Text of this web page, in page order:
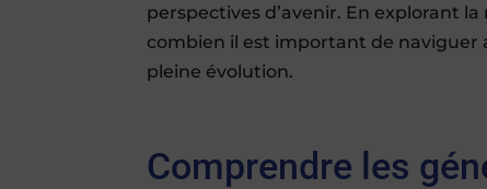
perspectives d’avenir. En explorant
combien il est important de
pleine évolution.
Comprendre les